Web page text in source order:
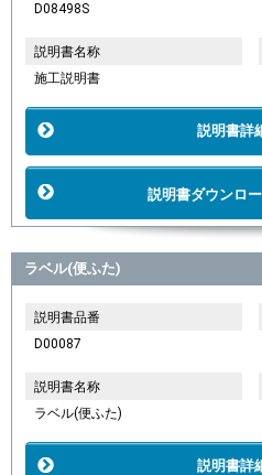
D08498S
説明書名称
施工説明書
説明書詳
説明書ダウンロ
ラベル(便ふた)
説明書品番
D00087
説明書名称
ラベル(便ふた)
説明書詳